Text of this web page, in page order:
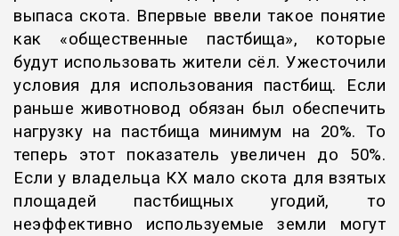
выпаса скота. Впервые ввели такое понятие
как «общественные пастбища», которые
будут использовать жители сёл. Ужесточили
условия для использования пастбищ. Если
раньше животновод обязан был обеспечить
нагрузку на пастбища минимум на 20%. То
теперь этот показатель увеличен до 50%.
Если у владельца КХ мало скота для взятых
площадей пастбищных угодий, то
неэффективно используемые земли могут